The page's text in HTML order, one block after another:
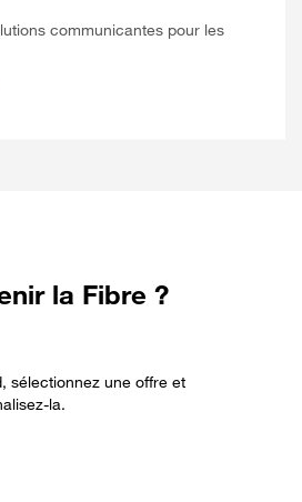
communicantes pour les
la Fibre ?
sélectionnez une offre et
la.